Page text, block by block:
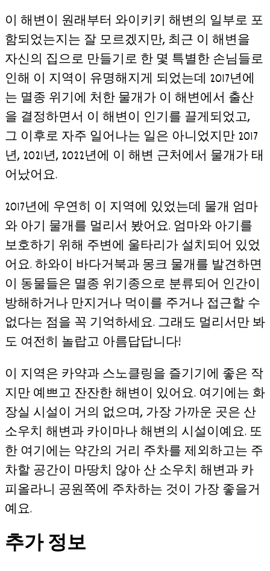
이 해변이 원래부터 와이키키 해변의 일부로 포
함되었는지는 잘 모르겠지만, 최근 이 해변을
자신의 집으로 만들기로 한 몇 특별한 손님들로
인해 이 지역이 유명해지게 되었는데 2017년에
는 멸종 위기에 처한 물개가 이 해변에서 출산
을 결정하면서 이 해변이 인기를 끌게되었고,
그 이후로 자주 일어나는 일은 아니었지만 2017
년, 2021년, 2022년에 이 해변 근처에서 물개가 태
어났어요.
2017년에 우연히 이 지역에 있었는데 물개 엄마
와 아기 물개를 멀리서 봤어요. 엄마와 아기를
보호하기 위해 주변에 울타리가 설치되어 있었
어요. 하와이 바다거북과 몽크 물개를 발견하면
이 동물들은 멸종 위기종으로 분류되어 인간이
방해하거나 만지거나 먹이를 주거나 접근할 수
없다는 점을 꼭 기억하세요. 그래도 멀리서만 봐
도 여전히 놀랍고 아름답답니다!
이 지역은 카약과 스노클링을 즐기기에 좋은 작
지만 예쁘고 잔잔한 해변이 있어요. 여기에는 화
장실 시설이 거의 없으며, 가장 가까운 곳은 산
소우치 해변과 카이마나 해변의 시설이예요. 또
한 여기에는 약간의 거리 주차를 제외하고는 주
차할 공간이 마땅치 않아 산 소우치 해변과 카
피올라니 공원쪽에 주차하는 것이 가장 좋을거
예요.
추가 정보